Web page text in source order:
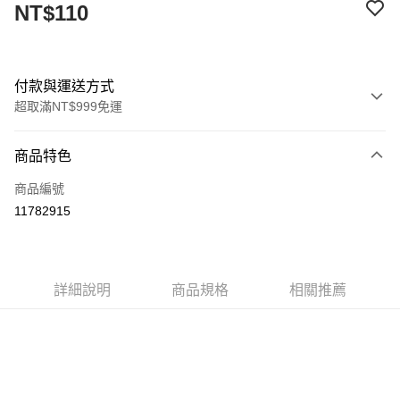
NT$110
付款與運送方式
超取滿NT$999免運
信用卡一次付款
超商取貨付款
街口支付
商品特色
商品編號
11782915
詳細說明 商品規格 相關推薦